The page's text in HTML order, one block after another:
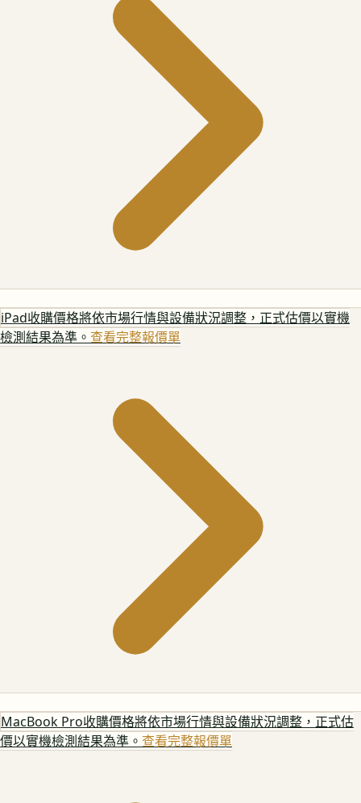
iPad收購價格將依市場行情與設備狀況調整，正式估價以實機
檢測結果為準。 查看完整報價單
MacBook Pro收購價格將依市場行情與設備狀況調整，正式估
價以實機檢測結果為準。 查看完整報價單